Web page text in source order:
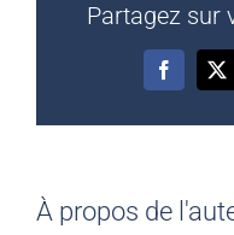
Partagez sur
Facebook
X
À propos de